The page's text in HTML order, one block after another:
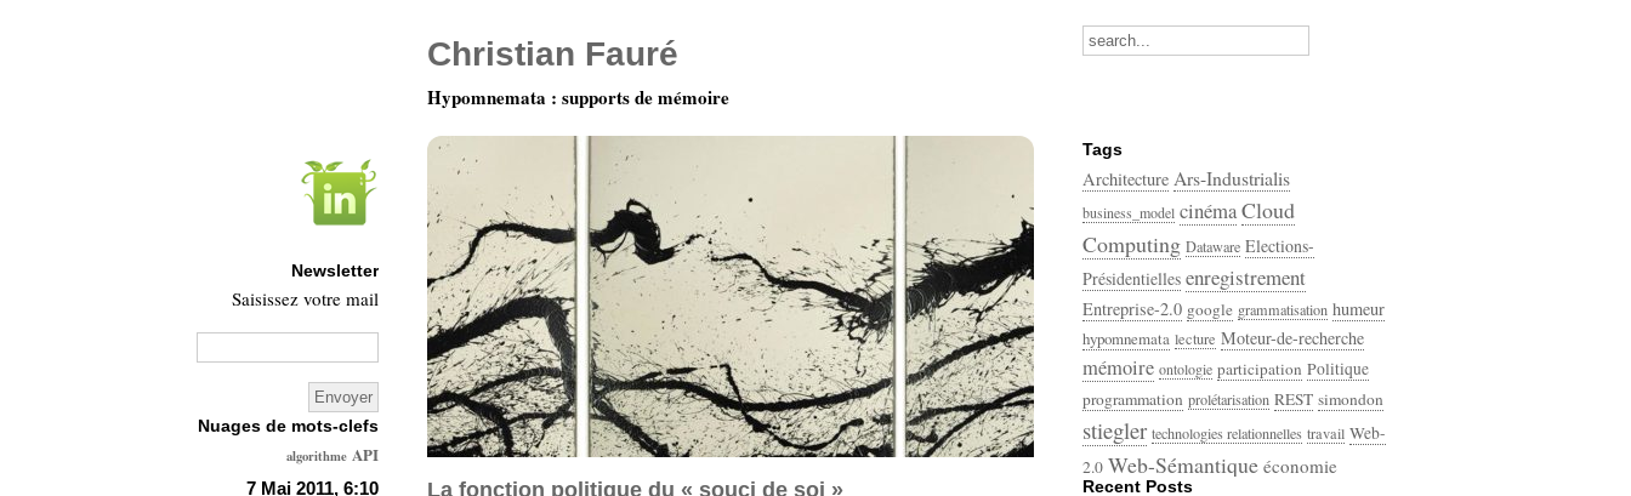
7 Mai 2011, 6:10 La fonction politique du « souci de soi » Recent Posts
Christian Fauré
Hypomnemata : supports de mémoire
Newsletter
Saisissez votre mail
Nuages de mots-clefs
algorithme API
Architecture
Tags
Architecture Ars-Industrialis
business_model cinémaCloud
Computing Dataware Elections-
Présidentielles enregistrement
Entreprise-2.0 google grammatisation humeur
hypomnemata lecture Moteur-de-recherche
mémoire ontologie participation Politique
programmation prolétarisation REST simondon
stiegler technologies relationnelles travail Web-
2.0 Web-Sémantique économie